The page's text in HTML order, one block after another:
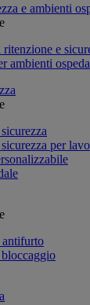
e ambienti
e
ambienti
per
antifurto